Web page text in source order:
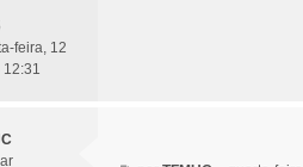
feira, 12